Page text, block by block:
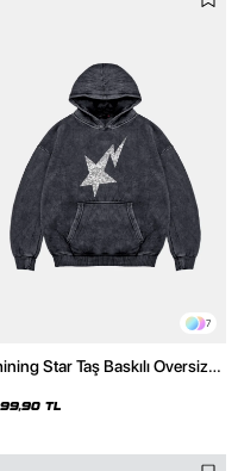
7
Star Taş Baskılı Oversize
TL